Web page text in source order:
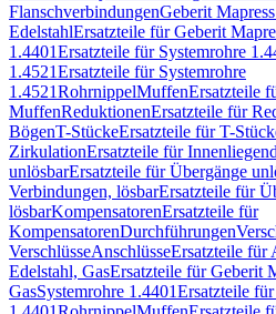
FlanschverbindungenGeberit
EdelstahlErsatzteile für Geberit
1.4401Ersatzteile für Systemrohre
1.4521Ersatzteile für Systemrohre
1.4521RohrnippelMuffenErsatzteile
MuffenReduktionenErsatzteile für
BögenT-StückeErsatzteile für T-
ZirkulationErsatzteile für
unlösbarErsatzteile für Übergänge
Verbindungen, lösbarErsatzteile für
lösbarKompensatorenErsatzteile für
KompensatorenDurchführungen
VerschlüsseAnschlüsseErsatzteile für
Edelstahl, GasErsatzteile für Geberit
GasSystemrohre 1.4401Ersatzteile